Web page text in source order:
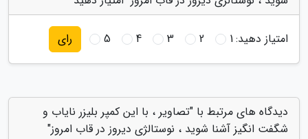
امتیاز دهید:1
2
3
4
5 رای
دیدگاه های مرتبط با "تصاویر ، با این کمپر بلیزر نایاب و
شگفت انگیز آشنا شوید ، نوستالژی دیروز در قاب امروز"